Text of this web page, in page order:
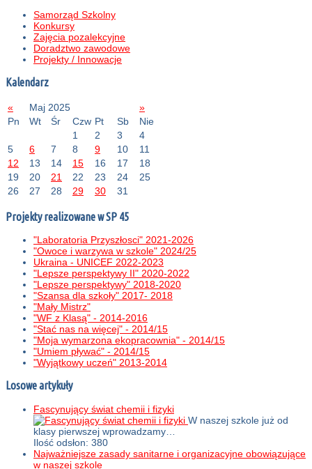
Samorząd Szkolny
Konkursy
Zajęcia pozalekcyjne
Doradztwo zawodowe
Projekty / Innowacje
Kalendarz
« Maj 2025
»
Pn
Wt Śr Czw Pt Sb
Nie
1
2 3
4
5
6 7 8 9 10
11
12
13 14 15 16 17
18
19
20 21 22 23 24
25
26
27 28 29 30 31
Projekty realizowane w SP 45
"Laboratoria Przyszłosci" 2021-2026
"Owoce i warzywa w szkole" 2024/25
Ukraina - UNICEF 2022-2023
"Lepsze perspektywy II" 2020-2022
"Lepsze perspektywy" 2018-2020
"Szansa dla szkoły" 2017- 2018
"Mały Mistrz"
"WF z Klasą" - 2014-2016
"Stać nas na więcej" - 2014/15
"Moja wymarzona ekopracownia" - 2014/15
"Umiem pływać" - 2014/15
"Wyjątkowy uczeń" 2013-2014
Losowe artykuły
Fascynujący świat chemii i fizyki
W naszej szkole już od
klasy pierwszej wprowadzamy…
Ilość odsłon: 380
Najważniejsze zasady sanitarne i organizacyjne obowiązujące
w naszej szkole